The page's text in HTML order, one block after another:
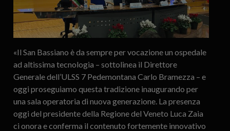
«Il San Bassiano è da sempre per vocazione un ospedale
ad altissima tecnologia – sottolinea il Direttore
Generale dell’ULSS 7 Pedemontana Carlo Bramezza – e
oggi proseguiamo questa tradizione inaugurando per
una sala operatoria di nuova generazione. La presenza
oggi del presidente della Regione del Veneto Luca Zaia
ci onora e conferma il contenuto fortemente innovativo